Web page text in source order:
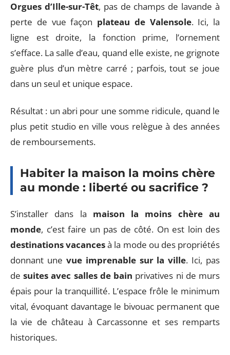
Orgues d’Ille-sur-Têt, pas de champs de lavande à
perte de vue façon plateau de Valensole. Ici, la
ligne est droite, la fonction prime, l’ornement
s’efface. La salle d’eau, quand elle existe, ne grignote
guère plus d’un mètre carré ; parfois, tout se joue
dans un seul et unique espace.
Résultat : un abri pour une somme ridicule, quand le
plus petit studio en ville vous relègue à des années
de remboursements.
Habiter la maison la moins chère
au monde : liberté ou sacrifice ?
S’installer dans la maison la moins chère au
monde, c’est faire un pas de côté. On est loin des
destinations vacancesà la mode ou des propriétés
donnant une vue imprenable sur la ville. Ici, pas
desuites avec salles de bain privatives ni de murs
épais pour la tranquillité. L’espace frôle le minimum
vital, évoquant davantage le bivouac permanent que
la vie de château à Carcassonne et ses remparts
historiques.